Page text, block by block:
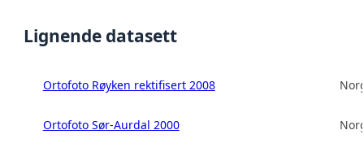
Lignende datasett
Ortofoto Røyken rektifisert 2008
Ortofoto Sør-Aurdal 2000